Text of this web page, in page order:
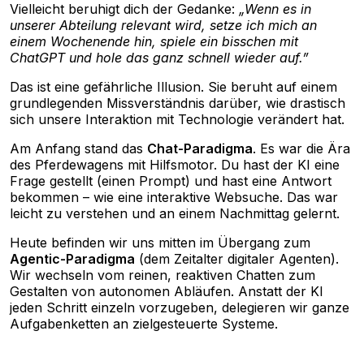
Vielleicht beruhigt dich der Gedanke: „Wenn es in
unserer Abteilung relevant wird, setze ich mich an
einem Wochenende hin, spiele ein bisschen mit
ChatGPT und hole das ganz schnell wieder auf.”
Das ist eine gefährliche Illusion. Sie beruht auf einem
grundlegenden Missverständnis darüber, wie drastisch
sich unsere Interaktion mit Technologie verändert hat.
Am Anfang stand das Chat-Paradigma. Es war die Ära
des Pferdewagens mit Hilfsmotor. Du hast der KI eine
Frage gestellt (einen Prompt) und hast eine Antwort
bekommen – wie eine interaktive Websuche. Das war
leicht zu verstehen und an einem Nachmittag gelernt.
Heute befinden wir uns mitten im Übergang zum
Agentic-Paradigma (dem Zeitalter digitaler Agenten).
Wir wechseln vom reinen, reaktiven Chatten zum
Gestalten von autonomen Abläufen. Anstatt der KI
jeden Schritt einzeln vorzugeben, delegieren wir ganze
Aufgabenketten an zielgesteuerte Systeme.